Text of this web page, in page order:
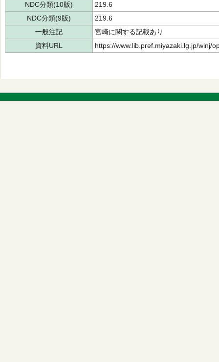
NDC分類(10版)
219.6
NDC分類(9版)
219.6
一般注記
宮崎に関する記載あり
資料URL
https://www.lib.pref.miyazaki.lg.jp/winj/